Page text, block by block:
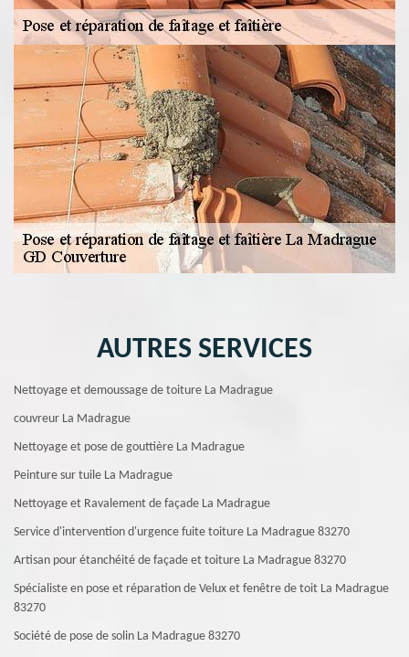
AUTRES SERVICES
Nettoyage et demoussage de toiture La Madrague
couvreur La Madrague
Nettoyage et pose de gouttière La Madrague
Peinture sur tuile La Madrague
Nettoyage et Ravalement de façade La Madrague
Service d'intervention d'urgence fuite toiture La Madrague 83270
Artisan pour étanchéité de façade et toiture La Madrague 83270
Spécialiste en pose et réparation de Velux et fenêtre de toit La Madrague
83270
Société de pose de solin La Madrague 83270